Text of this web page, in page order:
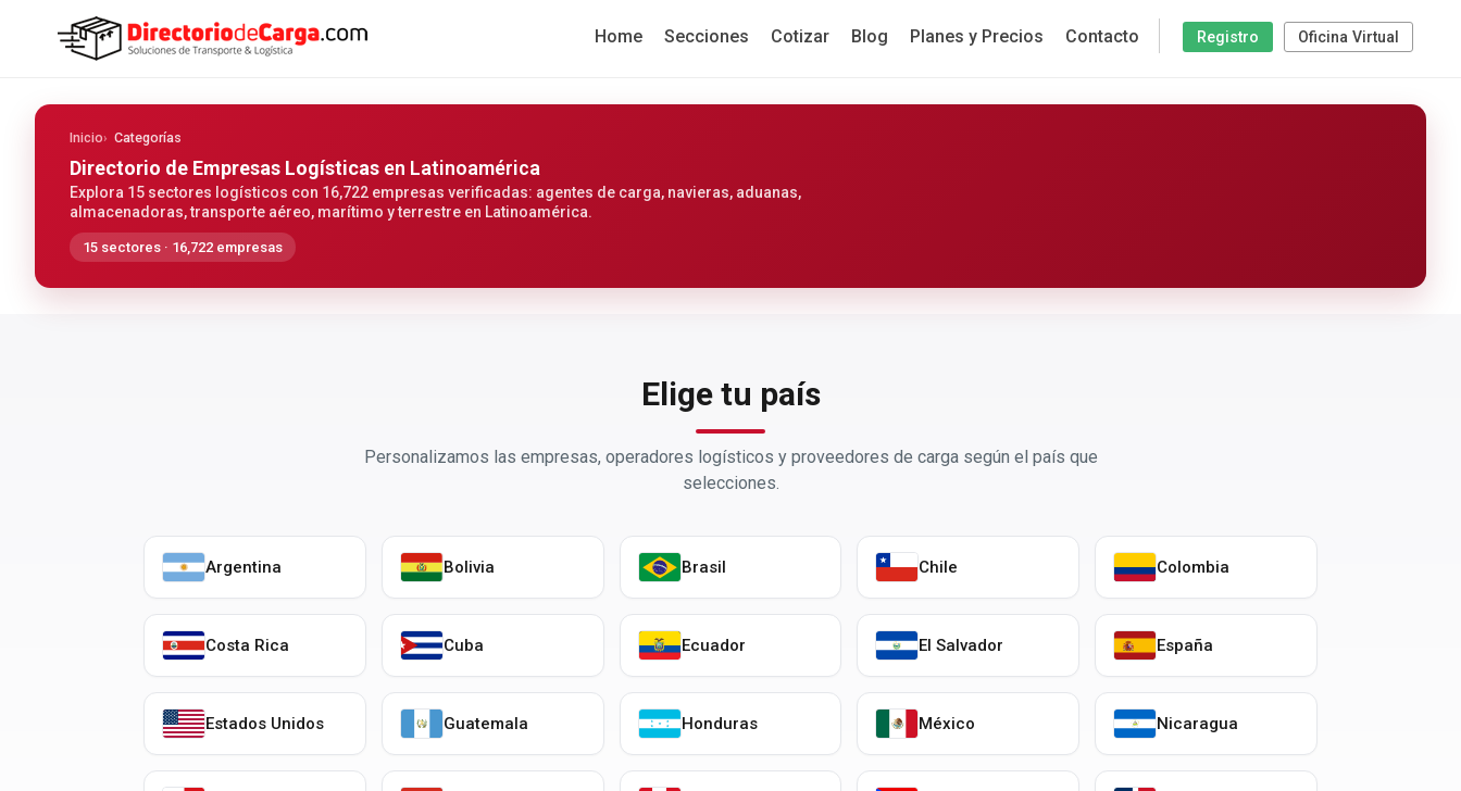
Registro Oficina Virtual
Home Secciones Cotizar Blog Planes y Precios Contacto
Inicio Categorías
Directorio de Empresas Logísticas en Latinoamérica
Explora 15 sectores logísticos con 16,722 empresas verificadas: agentes de carga, navieras, aduanas,
almacenadoras, transporte aéreo, marítimo y terrestre en Latinoamérica.
15 sectores · 16,722 empresas
Elige tu país
Personalizamos las empresas, operadores logísticos y proveedores de carga según el país que
selecciones.
Argentina Bolivia Brasil Chile Colombia
Costa Rica Cuba Ecuador El Salvador España
Estados Unidos Guatemala Honduras México Nicaragua